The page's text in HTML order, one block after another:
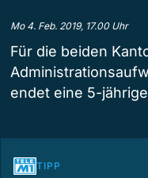
Mo 4. Feb. 2019, 17.00 Uhr
Für die beiden
endet eine 5-
TIPP